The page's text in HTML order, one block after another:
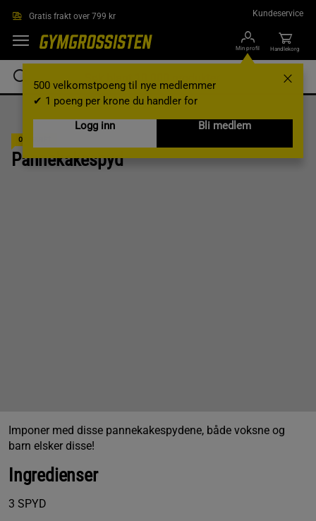
Gratis frakt over 799 kr Kundeservice
Min profil
500 velkomstpoeng til nye medlemmer
✔ 1 poeng per krone du handler for
Logg inn
Bli medlem
Handlekorg
OPPSKRIFT
Pannekakespyd
Imponer med disse pannekakespydene, både voksne og
barn elsker disse!
Ingredienser
3 SPYD